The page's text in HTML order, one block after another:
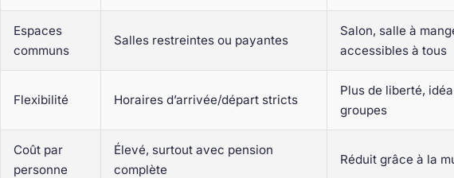
Espaces
communs
Salles restreintes ou payantes
Salon, salle à
accessibles à tous
Flexibilité Horaires d’arrivée/départ stricts
Plus de liberté,
groupes
Coût par
personne
Élevé, surtout avec pension
complète
Réduit grâce à la